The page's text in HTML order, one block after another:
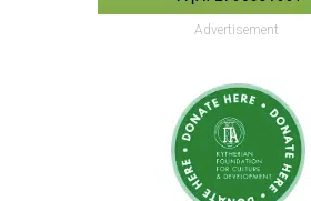
Advertisement